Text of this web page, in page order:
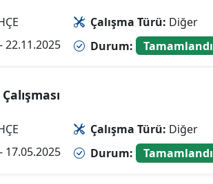
Çalışma Türü: Diğer
22.11.2025 Durum: Tamamlandı
Çalışma Türü: Diğer
17.05.2025 Durum: Tamamlandı